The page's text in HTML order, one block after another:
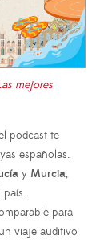
mejores
podcast te
españolas.
y Murcia,
país.
para
viaje auditivo